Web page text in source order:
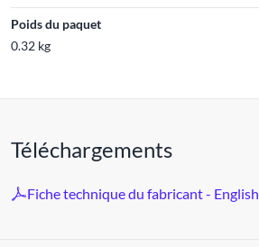
Poids du paquet
0.32 kg
Téléchargements
Fiche technique du fabricant - English